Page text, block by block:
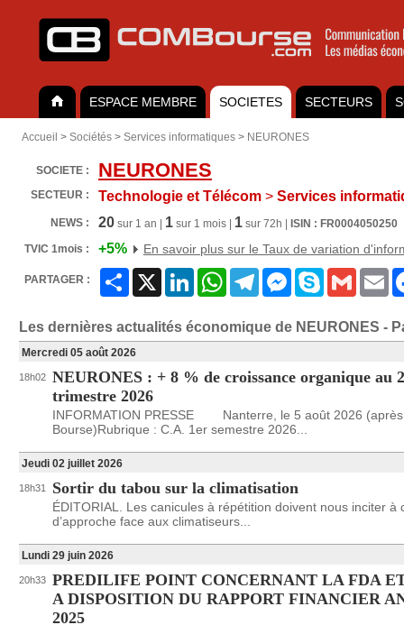
ESPACE MEMBRE SOCIETES SECTEURS
Accueil > Sociétés > Services informatiques > NEURONES
SOCIETE : NEURONES
SECTEUR : Technologie et Télécom > Services
NEWS : 20 sur 1 an | 1 sur 1 mois | 1 sur 72h |
ISIN : FR0004050250
TVIC 1mois :
+5% En savoir plus sur le Taux de variation
PARTAGER : Partager LinkedInWhatsAppTelegramMessenger
Skype Gmail
Les dernières actualités économique de NEURONES -
Mercredi 05 août 2026
18h02 NEURONES : + 8 % de croissance organique au
trimestre 2026
INFORMATION PRESSE Nanterre, le 5 août 2026 (après
Bourse)Rubrique : C.A. 1er semestre 2026...
Jeudi 02 juillet 2026
18h31 Sortir du tabou sur la climatisation
ÉDITORIAL. Les canicules à répétition doivent nous inciter à
d’approche face aux climatiseurs...
Lundi 29 juin 2026
20h33 PREDILIFE POINT CONCERNANT LA FDA
A DISPOSITION DU RAPPORT FINANCIER
2025